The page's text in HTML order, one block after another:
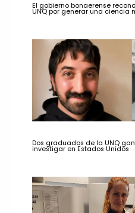
El gobierno bonaerense
UNQ por generar una ciencia
Dos graduados de la UNQ
investigar en Estados Unidos